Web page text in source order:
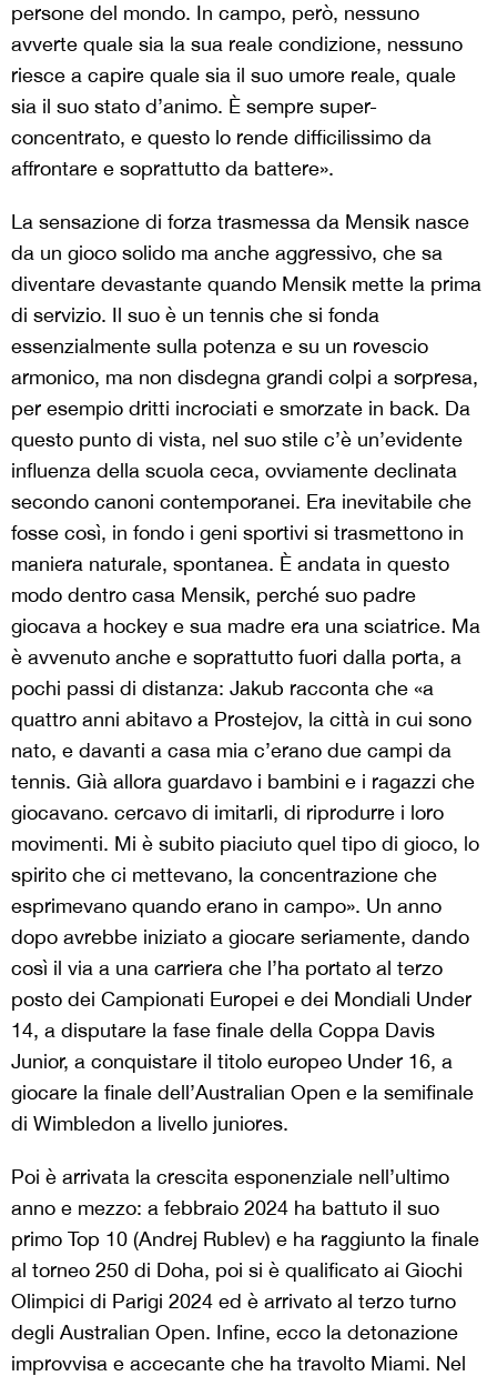
persone del mondo. In campo, però, nessuno
avverte quale sia la sua reale condizione, nessuno
riesce a capire quale sia il suo umore reale, quale
sia il suo stato d’animo. È sempre super-
concentrato, e questo lo rende difficilissimo da
affrontare e soprattutto da battere».
La sensazione di forza trasmessa da Mensik nasce
da un gioco solido ma anche aggressivo, che sa
diventare devastante quando Mensik mette la prima
di servizio. Il suo è un tennis che si fonda
essenzialmente sulla potenza e su un rovescio
armonico, ma non disdegna grandi colpi a sorpresa,
per esempio dritti incrociati e smorzate in back. Da
questo punto di vista, nel suo stile c’è un’evidente
influenza della scuola ceca, ovviamente declinata
secondo canoni contemporanei. Era inevitabile che
fosse così, in fondo i geni sportivi si trasmettono in
maniera naturale, spontanea. È andata in questo
modo dentro casa Mensik, perché suo padre
giocava a hockey e sua madre era una sciatrice. Ma
è avvenuto anche e soprattutto fuori dalla porta, a
pochi passi di distanza: Jakub racconta che «a
quattro anni abitavo a Prostejov, la città in cui sono
nato, e davanti a casa mia c’erano due campi da
tennis. Già allora guardavo i bambini e i ragazzi che
giocavano. cercavo di imitarli, di riprodurre i loro
movimenti. Mi è subito piaciuto quel tipo di gioco, lo
spirito che ci mettevano, la concentrazione che
esprimevano quando erano in campo». Un anno
dopo avrebbe iniziato a giocare seriamente, dando
così il via a una carriera che l’ha portato al terzo
posto dei Campionati Europei e dei Mondiali Under
14, a disputare la fase finale della Coppa Davis
Junior, a conquistare il titolo europeo Under 16, a
giocare la finale dell’Australian Open e la semifinale
di Wimbledon a livello juniores.
Poi è arrivata la crescita esponenziale nell’ultimo
anno e mezzo: a febbraio 2024 ha battuto il suo
primo Top 10 (Andrej Rublev) e ha raggiunto la finale
al torneo 250 di Doha, poi si è qualificato ai Giochi
Olimpici di Parigi 2024 ed è arrivato al terzo turno
degli Australian Open. Infine, ecco la detonazione
improvvisa e accecante che ha travolto Miami. Nel